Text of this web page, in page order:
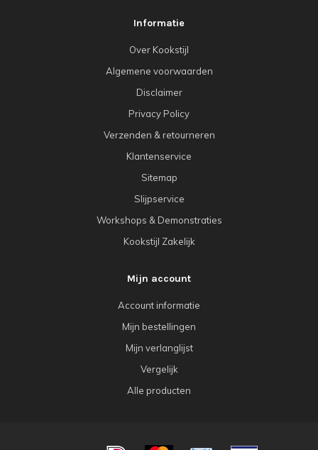
Informatie
Over Kookstijl
Algemene voorwaarden
Disclaimer
Privacy Policy
Verzenden & retourneren
Klantenservice
Sitemap
Slijpservice
Workshops & Demonstraties
Kookstijl Zakelijk
Mijn account
Account informatie
Mijn bestellingen
Mijn verlanglijst
Vergelijk
Alle producten